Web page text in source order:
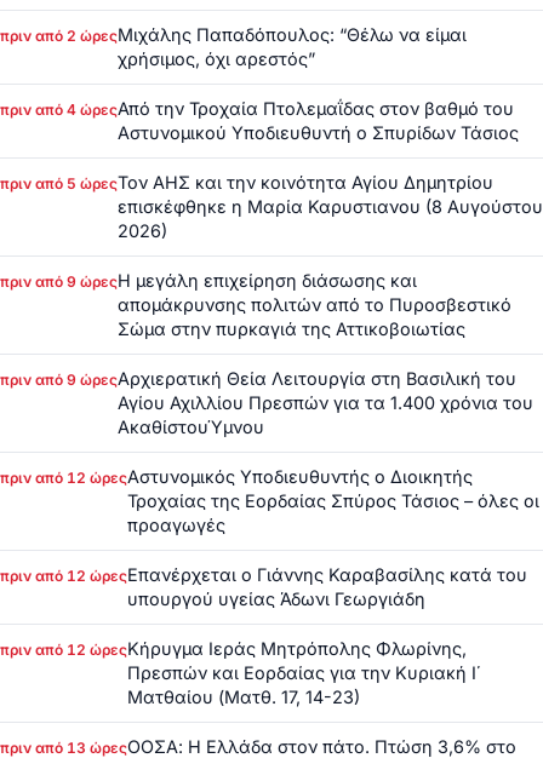
πριν από 2 ώρεςΜιχάλης Παπαδόπουλος: “Θέλω να είμαι
χρήσιμος, όχι αρεστός”
πριν από 4 ώρεςΑπό την Τροχαία Πτολεμαΐδας στον βαθμό του
Αστυνομικού Υποδιευθυντή ο Σπυρίδων Τάσιος
πριν από 5 ώρεςΤον ΑΗΣ και την κοινότητα Αγίου Δημητρίου
επισκέφθηκε η Μαρία Καρυστιανου (8 Αυγούστου
2026)
πριν από 9 ώρεςΗ μεγάλη επιχείρηση διάσωσης και
απομάκρυνσης πολιτών από το Πυροσβεστικό
Σώμα στην πυρκαγιά της Αττικοβοιωτίας
πριν από 9 ώρεςΑρχιερατική Θεία Λειτουργία στη Βασιλική του
Αγίου Αχιλλίου Πρεσπών για τα 1.400 χρόνια του
ΑκαθίστουΎμνου
πριν από 12 ώρεςΑστυνομικός Υποδιευθυντής ο Διοικητής
Τροχαίας της Εορδαίας Σπύρος Τάσιος – όλες οι
προαγωγές
πριν από 12 ώρεςΕπανέρχεται ο Γιάννης Καραβασίλης κατά του
υπουργού υγείας Άδωνι Γεωργιάδη
πριν από 12 ώρεςΚήρυγμα Ιεράς Μητρόπολης Φλωρίνης,
Πρεσπών και Εορδαίας για την Κυριακή Ι΄
Ματθαίου (Ματθ. 17, 14-23)
πριν από 13 ώρεςΟΟΣΑ: Η Ελλάδα στον πάτο. Πτώση 3,6% στο